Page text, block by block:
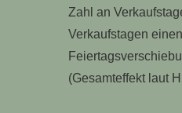
Zahl an
Verkaufstagen
(Gesamteffekt laut